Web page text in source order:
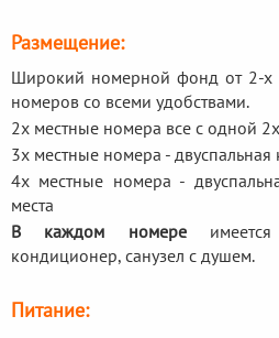
Размещение:
Широкий номерной фонд от 2-х
номеров со всеми удобствами.
2х местные номера все с одной
3х местные номера - двуспальная
4х местные номера -
места
В каждом номереимеется
кондиционер, санузел с душем.
Питание: